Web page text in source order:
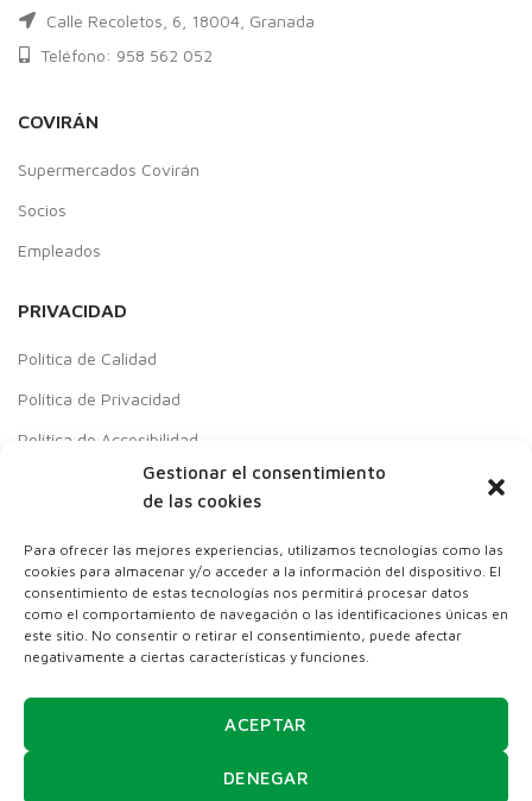
Gestionar el consentimiento
de las cookies
Para ofrecer las mejores experiencias, utilizamos tecnologías como las
cookies para almacenar y/o acceder a la información del dispositivo. El
consentimiento de estas tecnologías nos permitirá procesar datos
como el comportamiento de navegación o las identificaciones únicas en
este sitio. No consentir o retirar el consentimiento, puede afectar
negativamente a ciertas características y funciones.
ACEPTAR
DENEGAR
Calle Recoletos, 6, 18004, Granada
Teléfono: 958 562 052
COVIRÁN
Supermercados Covirán
Socios
Empleados
PRIVACIDAD
Política de Calidad
Política de Privacidad
Política de Accesibilidad
Contacto
Responsabilidad Social Empresarial
Colaboraciones con: